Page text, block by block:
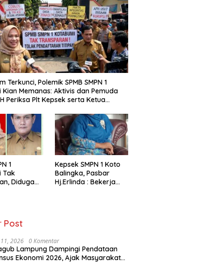
Terkunci, Polemik SPMB SMPN 1
Memanas: Aktivis dan Pemuda
Periksa Plt Kepsek serta Ketua
1
Tak
Diduga
Kepsek SMPN 1 Koto
Balingka, Pasbar
Hj.Erlinda : Bekerja
Post
11, 2026 0 Komentar
Lampung Dampingi Pendataan
Ekonomi 2026, Ajak Masyarakat